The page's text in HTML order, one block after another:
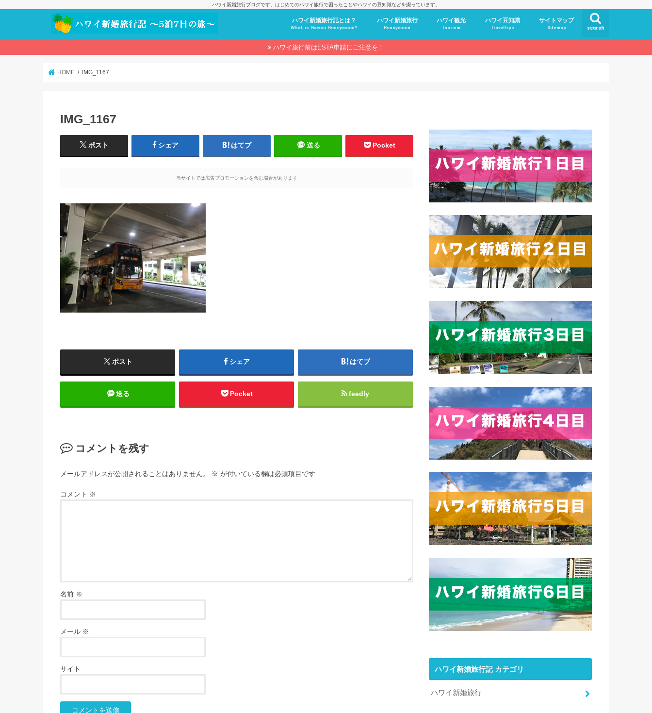
ハワイ新婚旅行ブログです。はじめてのハワイ旅行で困ったことやハワイの豆知識などを綴っています。
search
ハワイ新婚旅行記とは？
What is Hawaii Honeymoon?
ハワイ新婚旅行
Honeymoon
ハワイ観光
Tourism
ハワイ豆知識
TravelTips
サイトマップ
Sitemap
ハワイ旅行前はESTA申請にご注意を！
HOME IMG_1167
IMG_1167
ポスト シェア はてブ 送る Pocket
当サイトでは広告プロモーションを含む場合があります
ポスト シェア はてブ
送る Pocket feedly
コメントを残す
メールアドレスが公開されることはありません。 ※ が付いている欄は必須項目です
コメント ※
名前 ※
メール ※
サイト ハワイ新婚旅行記 カテゴリ
ハワイ新婚旅行